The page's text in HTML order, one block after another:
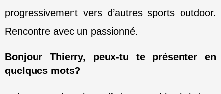
progressivement vers d’autres sports outdoor.
Rencontre avec un passionné.
Bonjour Thierry, peux-tu te présenter en
quelques mots?